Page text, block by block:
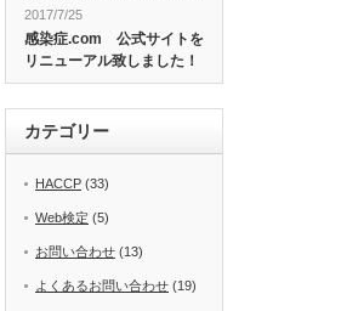
2017/7/25
感染症.com 公式サイトを
リニューアル致しました！
カテゴリー
HACCP (33)
Web検定 (5)
お問い合わせ (13)
よくあるお問い合わせ (19)